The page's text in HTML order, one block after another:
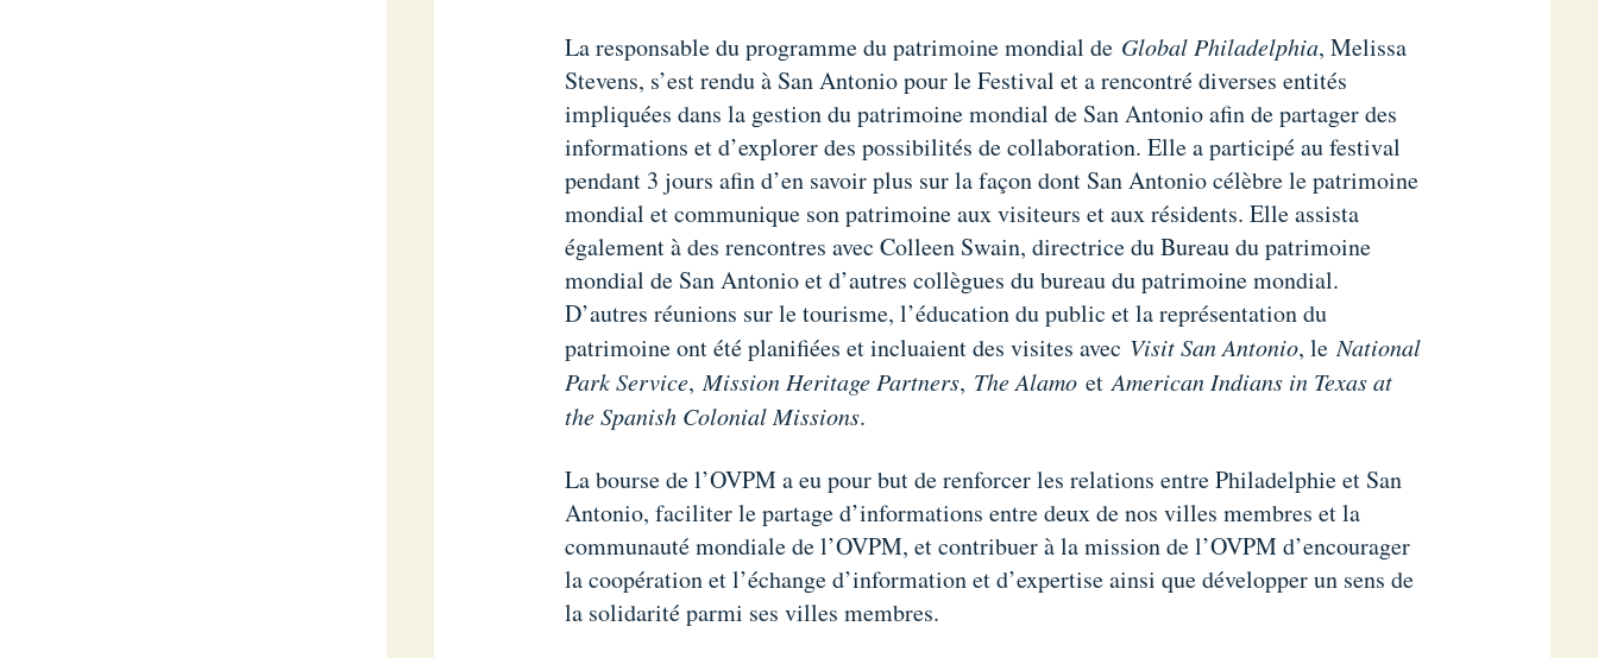
La responsable du programme du patrimoine mondial de Global Philadelphia, Melissa
Stevens, s’est rendu à San Antonio pour le Festival et a rencontré diverses entités
impliquées dans la gestion du patrimoine mondial de San Antonio afin de partager des
informations et d’explorer des possibilités de collaboration. Elle a participé au festival
pendant 3 jours afin d’en savoir plus sur la façon dont San Antonio célèbre le patrimoine
mondial et communique son patrimoine aux visiteurs et aux résidents. Elle assista
également à des rencontres avec Colleen Swain, directrice du Bureau du patrimoine
mondial de San Antonio et d’autres collègues du bureau du patrimoine mondial.
D’autres réunions sur le tourisme, l’éducation du public et la représentation du
patrimoine ont été planifiées et incluaient des visites avec Visit San Antonio, leNational
Park Service,Mission Heritage Partners, The AlamoetAmerican Indians in Texas at
the Spanish Colonial Missions.
La bourse de l’OVPM a eu pour but de renforcer les relations entre Philadelphie et San
Antonio, faciliter le partage d’informations entre deux de nos villes membres et la
communauté mondiale de l’OVPM, et contribuer à la mission de l’OVPM d’encourager
la coopération et l’échange d’information et d’expertise ainsi que développer un sens de
la solidarité parmi ses villes membres.